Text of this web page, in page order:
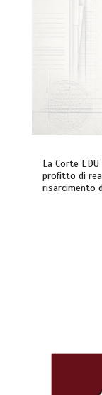
La Corte
profitto di
risarcimento